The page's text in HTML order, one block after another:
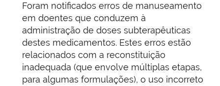
Foram notificados erros de manuseamento
em doentes que conduzem à
administração de doses subterapêuticas
destes medicamentos. Estes erros estão
relacionados com a reconstituição
inadequada (que envolve múltiplas etapas,
para algumas formulações), o uso incorreto